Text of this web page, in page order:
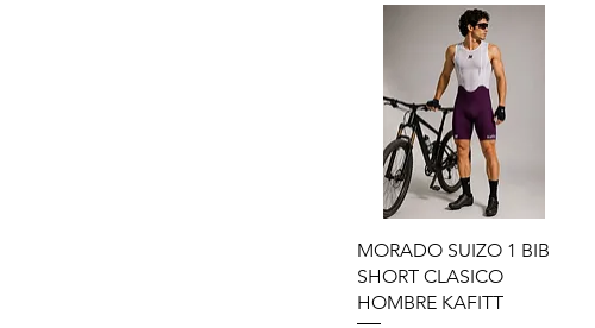
Vista rápida
MORADO SUIZO 1 BIB
SHORT CLASICO
HOMBRE KAFITT